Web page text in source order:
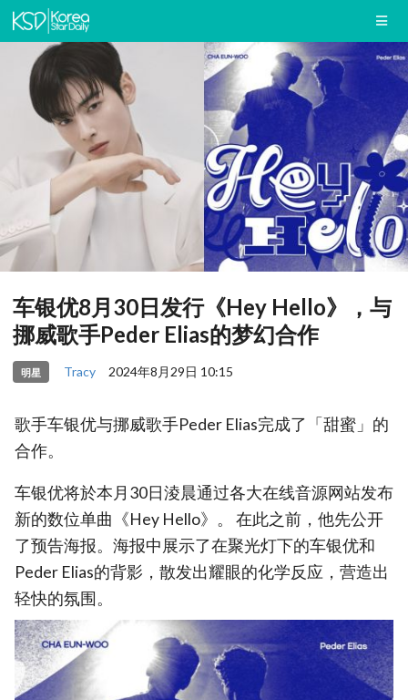
车银优8月30日发行《Hey Hello》，与
挪威歌手Peder Elias的梦幻合作
明星 Tracy 2024年8月29日 10:15
歌手车银优与挪威歌手Peder Elias完成了「甜蜜」的
合作。
车银优将於本月30日淩晨通过各大在线音源网站发布
新的数位单曲《Hey Hello》。 在此之前，他先公开
了预告海报。海报中展示了在聚光灯下的车银优和
Peder Elias的背影，散发出耀眼的化学反应，营造出
轻快的氛围。